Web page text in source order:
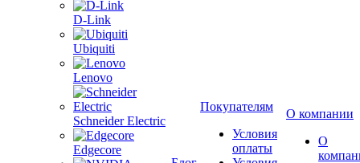
D-Link
Ubiquiti
Lenovo
Schneider Electric
Edgecore
Покупателям
Условия
оплаты
О компании
О